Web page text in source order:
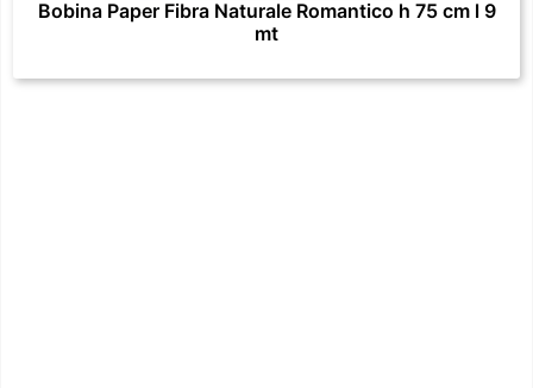
Bobina Paper Fibra Naturale Romantico h 75 cm l 9
mt